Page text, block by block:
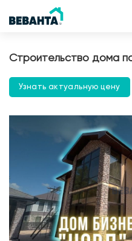
Строительство дома
Узнать актуальную цену